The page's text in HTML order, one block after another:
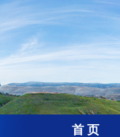
首 页